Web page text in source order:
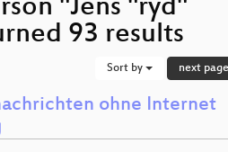
"Jens "ryd"
93 results
Sort by next page
ohne Internet